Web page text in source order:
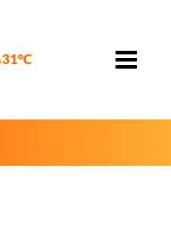
31°C